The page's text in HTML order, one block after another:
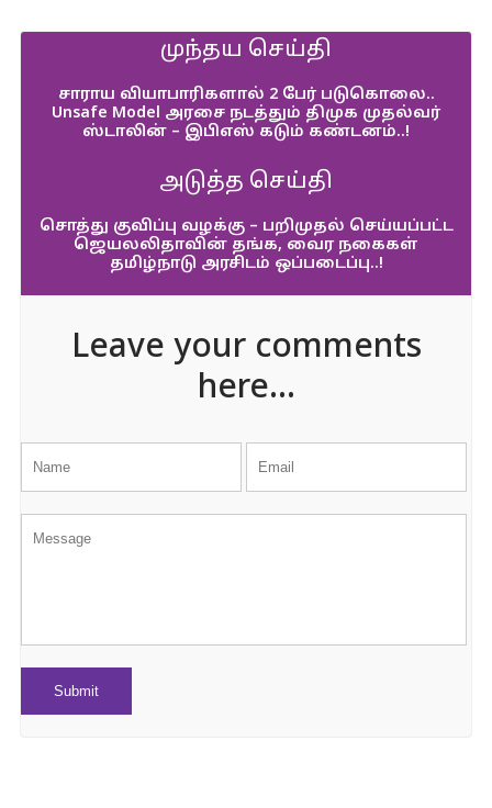
முந்தய செய்தி
சாராய வியாபாரிகளால் 2 பேர் படுகொலை..
Unsafe Model அரசை நடத்தும் திமுக முதல்வர்
ஸ்டாலின் – இபிஎஸ் கடும் கண்டனம்..!
அடுத்த செய்தி
சொத்து குவிப்பு வழக்கு – பறிமுதல் செய்யப்பட்ட
ஜெயலலிதாவின் தங்க, வைர நகைகள்
தமிழ்நாடு அரசிடம் ஒப்படைப்பு..!
Leave your comments
here...